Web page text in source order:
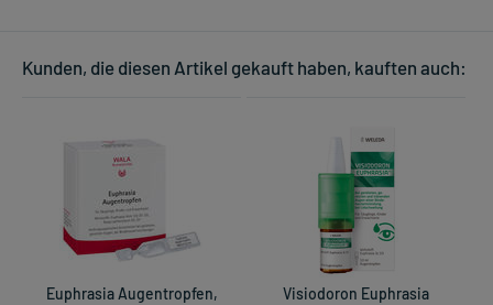
Kunden, die diesen Artikel gekauft haben, kauften auch:
Euphrasia Augentropfen,
Visiodoron Euphrasia